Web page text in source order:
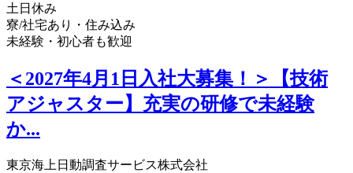
土日休み
寮/社宅あり・住み込み
未経験・初心者も歓迎
＜2027年4月1日入社大募集！＞【技術
アジャスター】充実の研修で未経験
か...
東京海上日動調査サービス株式会社